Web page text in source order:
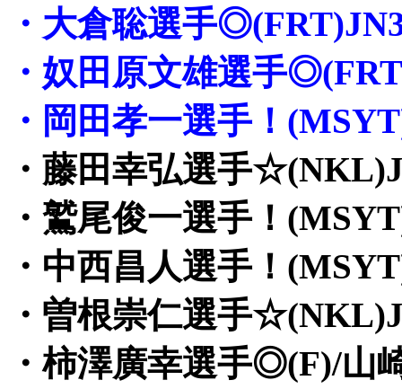
・大倉聡選手
・奴田原文雄選手
・岡田孝一選手！
・藤田幸弘選手
・鷲尾俊一選手！
・中西昌人選手！
・曽根崇仁選手
・柿澤廣幸選手◎(F)/山